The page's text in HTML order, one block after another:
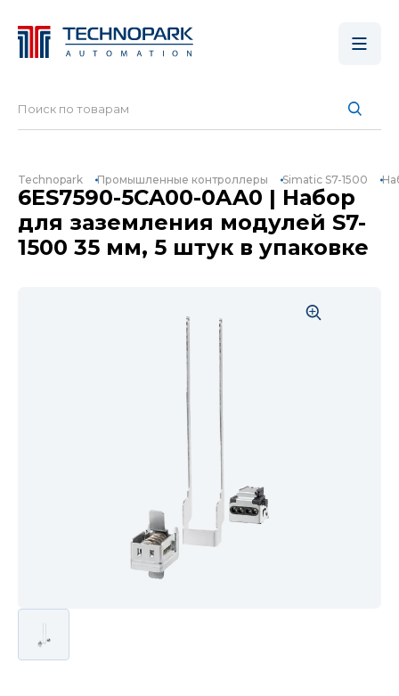
Technopark Промышленные контроллеры Simatic S7-1500
6ES7590-5CA00-0AA0 | Набор
для заземления модулей S7-
1500 35 мм, 5 штук в упаковке